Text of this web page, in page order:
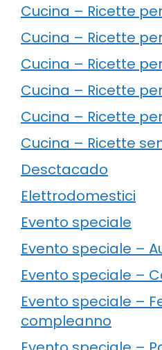
Cucina – Ricette
Cucina – Ricette
Cucina – Ricette
Cucina – Ricette
Cucina – Ricette
Cucina – Ricette
Desctacado
Elettrodomestici
Evento speciale
Evento speciale –
Evento speciale –
Evento speciale –
compleanno